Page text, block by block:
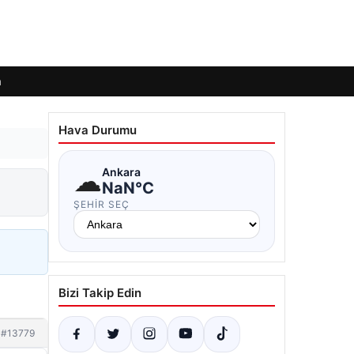
#13779
Hava Durumu
☁Ankara
NaN°C
ŞEHIR SEÇ
Bizi Takip Edin